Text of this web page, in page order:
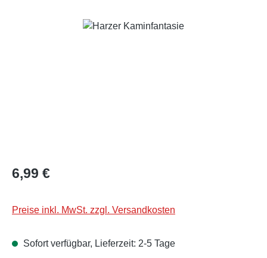
Bildergalerie überspringen
Regulärer Preis:
6,99 €
Preise inkl. MwSt. zzgl. Versandkosten
Sofort verfügbar, Lieferzeit: 2-5 Tage